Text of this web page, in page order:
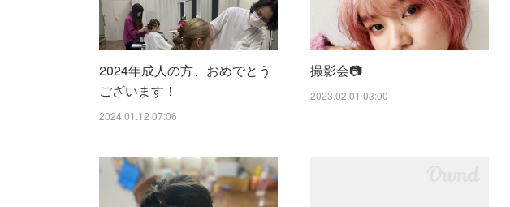
2024年成人の方、おめでとう
ございます！
2024.01.12 07:06
撮影会📷
2023.02.01 03:00